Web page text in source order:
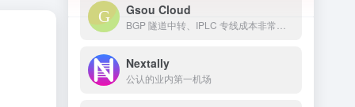
Gsou Cloud
Nextally
公认的业内第一机场